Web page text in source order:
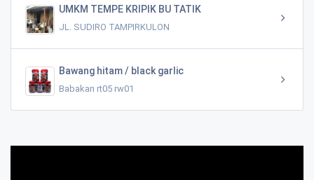
UMKM TEMPE KRIPIK BU TATIK
JL. SUDIRO TAMPIRKULON
Bawang hitam / black garlic
Babakan rt05 rw01